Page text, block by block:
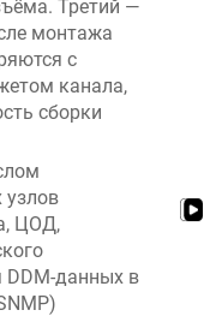
Третий —
монтажа
с
канала,
сборки
узлов
ЦОД,
DDM-данных в